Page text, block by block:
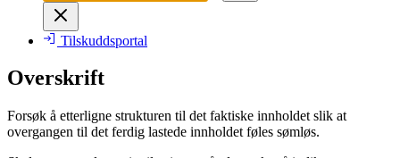
Tilskuddsportal
Overskrift
Forsøk å etterligne strukturen til det faktiske innholdet slik at
overgangen til det ferdig lastede innholdet føles sømløs.